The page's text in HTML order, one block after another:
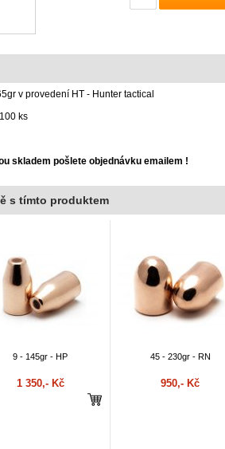
v provedení HT - Hunter tactical
ks
skladem pošlete objednávku emailem !
s tímto produktem
9 - 145gr - HP
1 350,- Kč
45 - 230gr - RN
950,- Kč